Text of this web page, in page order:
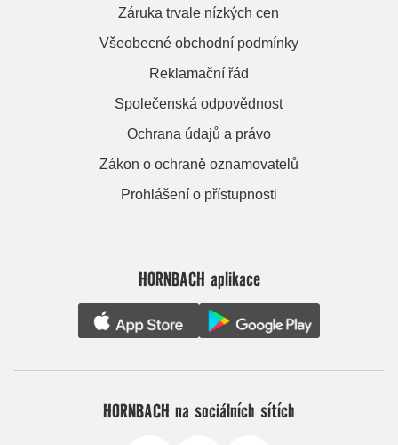
Záruka trvale nízkých cen
Všeobecné obchodní podmínky
Reklamační řád
Společenská odpovědnost
Ochrana údajů a právo
Zákon o ochraně oznamovatelů
Prohlášení o přístupnosti
HORNBACH aplikace
HORNBACH na sociálních sítích